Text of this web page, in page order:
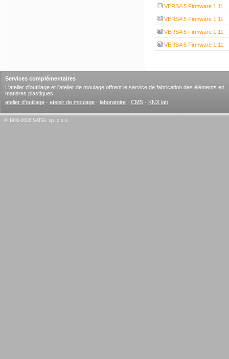
VERSA 5 Firmware 1.11
VERSA 5 Firmware 1.11
VERSA 5 Firmware 1.11
VERSA 5 Firmware 1.11
Services complémentaires
L'atelier d'outillage et l'atelier de moulage offrent le service de fabrication des éléments en
matières plastiques.
atelier d'outilage · ateleir de moulage · laboratoire · CMS · KNX lab
© 1990-2026 SATEL sp. z o.o.